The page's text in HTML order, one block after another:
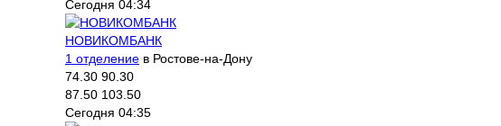
Сегодня 04:34
НОВИКОМБАНК
1 отделение в Ростове-на-Дону
74.30 90.30
87.50 103.50
Сегодня 04:35